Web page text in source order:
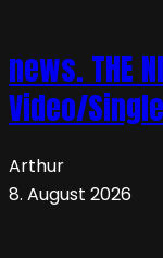
news. THE
Video/
Arthur
8. August 2026